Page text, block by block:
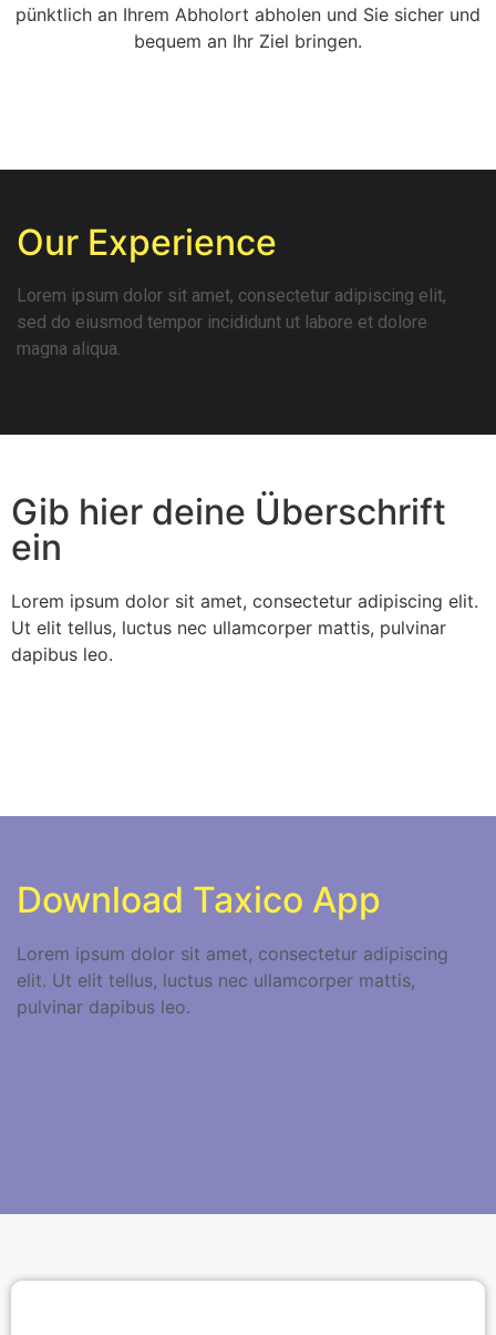
pünktlich an Ihrem Abholort abholen und Sie sicher und
bequem an Ihr Ziel bringen.
Our Experience
Lorem ipsum dolor sit amet, consectetur adipiscing elit,
sed do eiusmod tempor incididunt ut labore et dolore
magna aliqua.
Gib hier deine Überschrift
ein
Lorem ipsum dolor sit amet, consectetur adipiscing elit.
Ut elit tellus, luctus nec ullamcorper mattis, pulvinar
dapibus leo.
Download Taxico App
Lorem ipsum dolor sit amet, consectetur adipiscing
elit. Ut elit tellus, luctus nec ullamcorper mattis,
pulvinar dapibus leo.